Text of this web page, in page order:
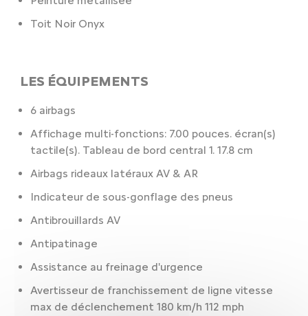
Toit Noir Onyx
LES ÉQUIPEMENTS
6 airbags
Affichage multi-fonctions: 7.00 pouces. écran(s)
tactile(s). Tableau de bord central 1. 17.8 cm
Airbags rideaux latéraux AV & AR
Indicateur de sous-gonflage des pneus
Antibrouillards AV
Antipatinage
Assistance au freinage d'urgence
Avertisseur de franchissement de ligne vitesse
max de déclenchement 180 km/h 112 mph